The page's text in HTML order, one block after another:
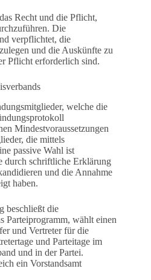
Recht und die Pflicht,
Die
verpflichtet, die
und die Auskünfte zu
Pflicht erforderlich sind.
welche die
Mindestvoraussetzungen
die mittels
passive Wahl ist
durch schriftliche Erklärung
und die Annahme
haben.
beschließt die
Parteiprogramm, wählt einen
und Vertreter für die
und Parteitage im
und in der Partei.
ein Vorstandsamt